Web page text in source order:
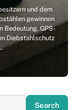
und dem
gewinnen
Bedeutung. GPS-
Diebstahlschutz
Search